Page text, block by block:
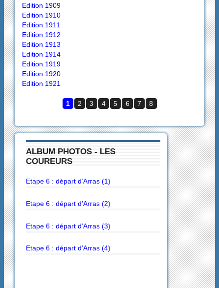
Edition 1909
Edition 1910
Edition 1911
Edition 1912
Edition 1913
Edition 1914
Edition 1919
Edition 1920
Edition 1921
1 2 3 4 5 6 7 8
ALBUM PHOTOS - LES
COUREURS
Etape 6 : départ d’Arras (1)
Etape 6 : départ d’Arras (2)
Etape 6 : départ d’Arras (3)
Etape 6 : départ d’Arras (4)